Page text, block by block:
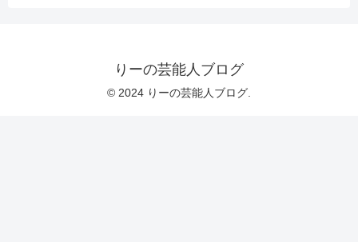
りーの芸能人ブログ
© 2024 りーの芸能人ブログ.